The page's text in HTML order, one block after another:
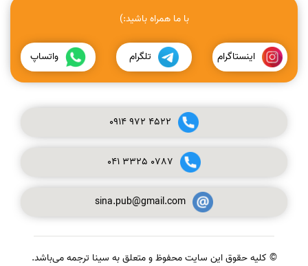
با ما همراه باشید:)
اینستاگرام تلگرام واتساپ
0914972 4522
041 3325 0787
sina.pub@gmail.com
© کلیه حقوق این سایت محفوظ و متعلق به سینا ترجمه می‌باشد.